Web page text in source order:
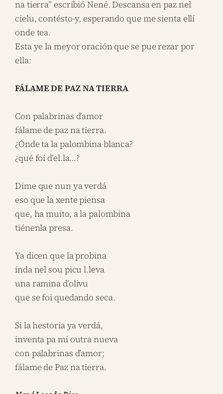
na tierra” escribió Nené. Descansa en paz nel
cielu, contésto-y, esperando que me sienta ellí
onde tea.
Esta ye la meyor oración que se pue rezar por
ella:
FÁLAME DE PAZ NA TIERRA
Con palabrinas d’amor
fálame de paz na tierra.
¿Ónde ta la palombina blanca?
¿qué foi d’el.la…?
Dime que nun ya verdá
eso que la xente piensa
que, ha muito, a la palombina
tiénenla presa.
Ya dicen que la probina
inda nel sou picu l.leva
una ramina d’olivu
que se foi quedando seca.
Si la hestoria ya verdá,
inventa pa mi outra nueva
con palabrinas d’amor;
fálame de Paz na tierra.